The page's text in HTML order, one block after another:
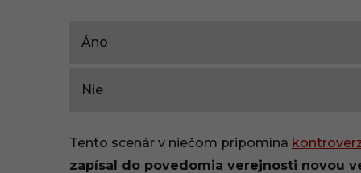
Áno
Nie
Tento scenár v niečom pripomína
zapísal do povedomia verejnosti novou